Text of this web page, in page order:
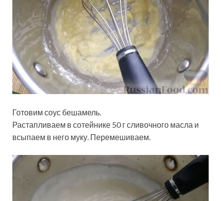
Готовим соус бешамель.
Растапливаем в сотейнике 50 г сливочного масла и
всыпаем в него муку. Перемешиваем.